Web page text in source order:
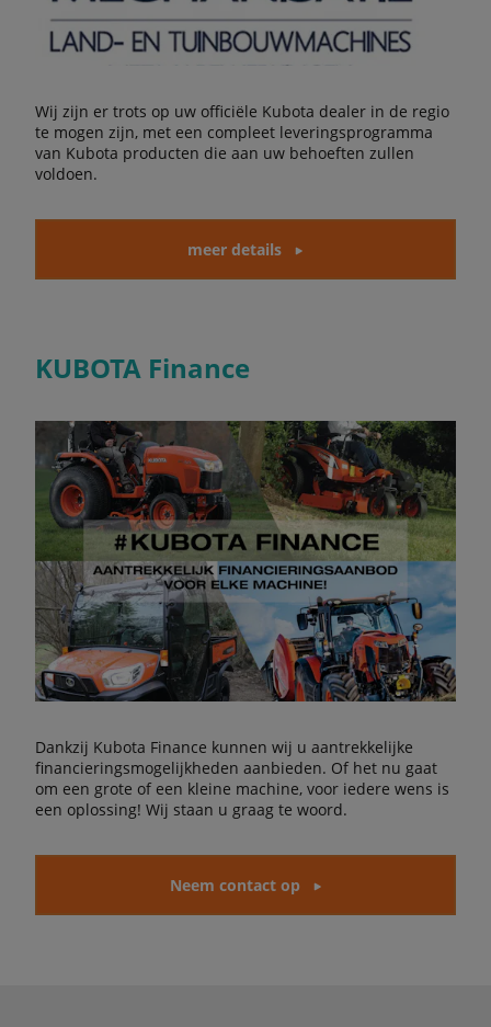
Wij zijn er trots op uw officiële Kubota dealer in de regio
te mogen zijn, met een compleet leveringsprogramma
van Kubota producten die aan uw behoeften zullen
voldoen.
meer details
KUBOTA Finance
Dankzij Kubota Finance kunnen wij u aantrekkelijke
financieringsmogelijkheden aanbieden. Of het nu gaat
om een grote of een kleine machine, voor iedere wens is
een oplossing! Wij staan u graag te woord.
Neem contact op